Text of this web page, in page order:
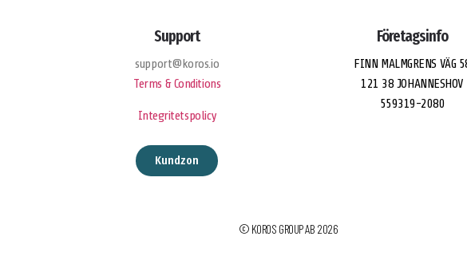
Support
support@koros.io
Terms & Conditions
Integritetspolicy
Kundzon
Företagsinfo
FINN MALMGRENS VÄG
121 38 JOHANNESHOV
559319-2080
© KOROS GROUP AB 2026